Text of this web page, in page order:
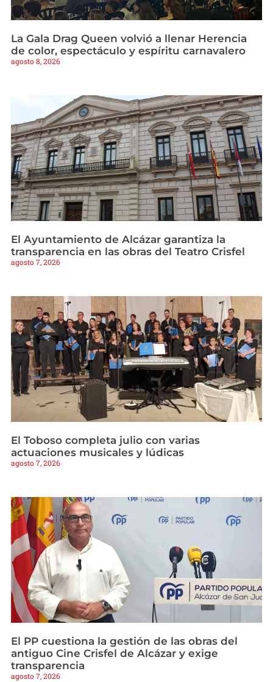
La Gala Drag Queen volvió a llenar Herencia
de color, espectáculo y espíritu carnavalero
agosto 8, 2026
El Ayuntamiento de Alcázar garantiza la
transparencia en las obras del Teatro Crisfel
agosto 7, 2026
El Toboso completa julio con varias
actuaciones musicales y lúdicas
agosto 7, 2026
El PP cuestiona la gestión de las obras del
antiguo Cine Crisfel de Alcázar y exige
transparencia
agosto 7, 2026